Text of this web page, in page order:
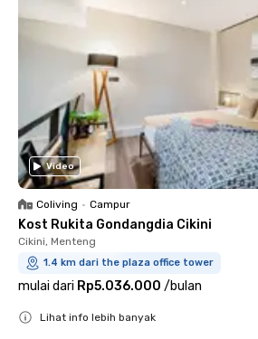
Video
Coliving • Campur
Kost Rukita Gondangdia Cikini
Cikini, Menteng
1.4 km dari the plaza office tower
mulai dari Rp5.036.000 /bulan
Lihat info lebih banyak